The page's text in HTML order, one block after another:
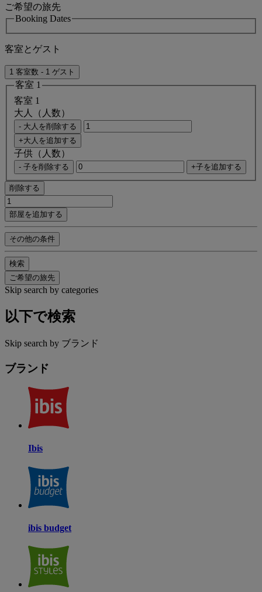
ご希望の旅先
Booking Dates
客室とゲスト
1 客室数 - 1 ゲスト
客室 1
客室 1
大人（人数）
- 大人を削除する
+大人を追加する
子供（人数）
- 子を削除する +子を追加する
削除する
部屋を追加する
その他の条件
検索
ご希望の旅先
Skip search by categories
以下で検索
Skip search by ブランド
ブランド
Ibis
ibis budget